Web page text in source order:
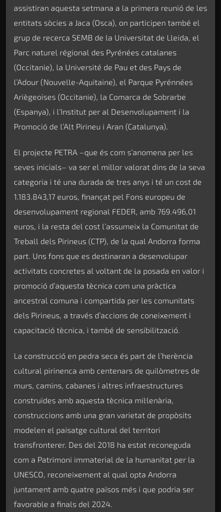
assistiran aquesta setmana a la primera reunió de les
entitats sòcies a Jaca (Osca), on participen també el
grup de recerca SEMB de la Universitat de Lleida, el
Parc naturel régional des Pyrénées catalanes
(Occitanie), la Université de Pau et des Pays de
l’Adour (Nouvelle-Aquitaine), el Parque Pyrénnées
Ariègeoises (Occitanie), la Comarca de Sobrarbe
(Espanya), i l’Institut per al Desenvolupament i la
Promoció de l’Alt Pirineu i Aran (Catalunya).
El projecte PETRA –que és com s’anomena per les
seves inicials– va ser el millor valorat dins de la seva
categoria i té una durada de tres anys i té un cost de
1.183.843,17 euros, finançat pel Fons europeu de
desenvolupament regional FEDER, amb 769.496,01
euros, i la resta del cost l’assumeix la Comunitat de
Treball dels Pirineus (CTP), de la qual Andorra forma
part. Uns fons que es destinaran a desenvolupar
activitats concretes al voltant de la posada en valor i
promoció d’aquesta tècnica com una pràctica
ancestral comuna i compartida per les comunitats
dels Pirineus, a través d’accions de coneixement i
capacitació tècnica, i també de sensibilització.
La construcció en pedra seca és part de l’herència
cultural pirinenca amb centenars de quilòmetres de
murs, camins, cabanes i altres infraestructures
construïdes amb aquesta tècnica mil·lenària,
construccions amb una gran varietat de propòsits
modelen el paisatge cultural del territori
transfronterer. Des del 2018 ha estat reconeguda
com a Patrimoni immaterial de la humanitat per la
UNESCO, reconeixement al qual opta Andorra
juntament amb quatre països més i que podria ser
favorable a finals del 2024.